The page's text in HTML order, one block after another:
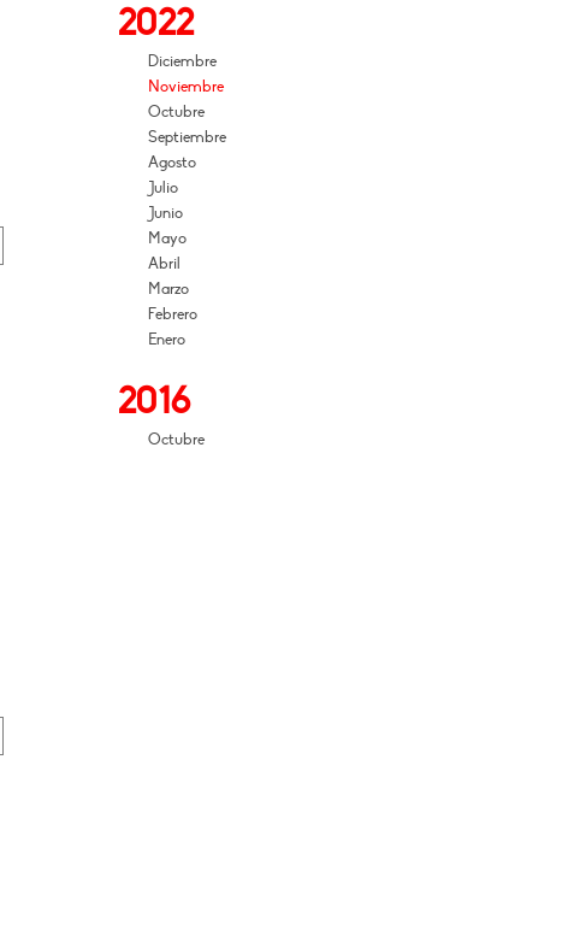
2022
Diciembre
Noviembre
Octubre
Septiembre
Agosto
Julio
Junio
Mayo
Abril
Marzo
Febrero
Enero
2016
Octubre